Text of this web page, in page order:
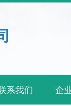
系我们 企